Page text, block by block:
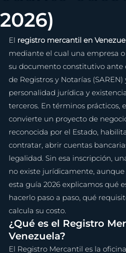
2026)
El registro mercantil en
mediante el cual una empresa
su documento constitutivo ante
de Registros y Notarías
personalidad jurídica y
terceros. En términos prácticos,
convierte un proyecto de
reconocida por el Estado,
contratar, abrir cuentas
legalidad. Sin esa inscripción,
no existe jurídicamente, aunque
esta guía 2026 explicamos qué
hacerlo paso a paso, qué
calcula su costo.
¿Qué es el Registro
Venezuela?
El Registro Mercantil es la